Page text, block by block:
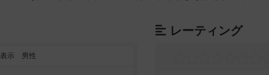
示 男性
レーティング